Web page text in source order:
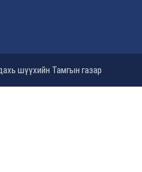
шүүхийн Тамгын газар